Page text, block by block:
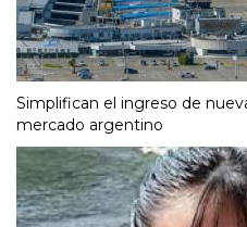
Simplifican el ingreso de
mercado argentino